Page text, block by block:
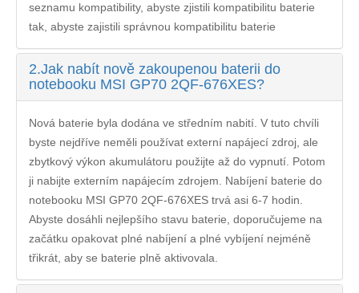
seznamu kompatibility, abyste zjistili kompatibilitu baterie
tak, abyste zajistili správnou kompatibilitu baterie
2.Jak nabít nově zakoupenou baterii do
notebooku MSI GP70 2QF-676XES?
Nová baterie byla dodána ve středním nabití. V tuto chvíli
byste nejdříve neměli používat externí napájecí zdroj, ale
zbytkový výkon akumulátoru použijte až do vypnutí. Potom
ji nabijte externím napájecím zdrojem. Nabíjení baterie do
notebooku MSI GP70 2QF-676XES trvá asi 6-7 hodin.
Abyste dosáhli nejlepšího stavu baterie, doporučujeme na
začátku opakovat plné nabíjení a plné vybíjení nejméně
třikrát, aby se baterie plně aktivovala.